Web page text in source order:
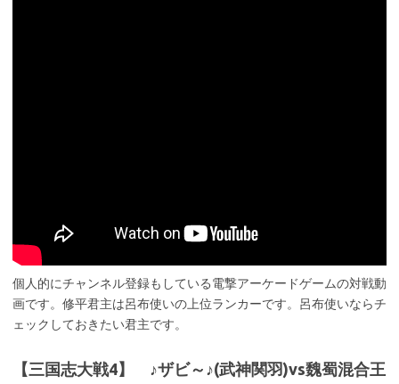
個人的にチャンネル登録もしている電撃アーケードゲームの対戦動
画です。修平君主は呂布使いの上位ランカーです。呂布使いならチ
ェックしておきたい君主です。
【三国志大戦4】 ♪ザビ～♪(武神関羽)vs魏蜀混合王